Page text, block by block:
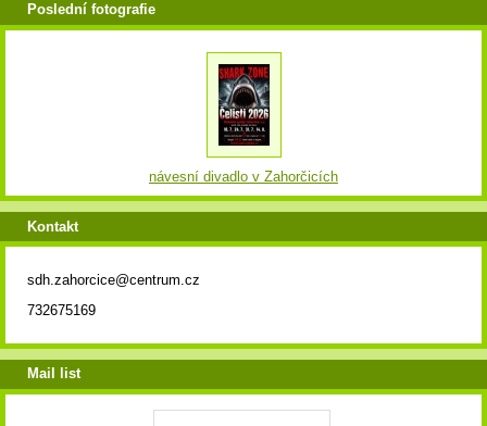
Poslední fotografie
návesní divadlo v Zahorčicích
Kontakt
sdh.zahorcice@centrum.cz
732675169
Mail list